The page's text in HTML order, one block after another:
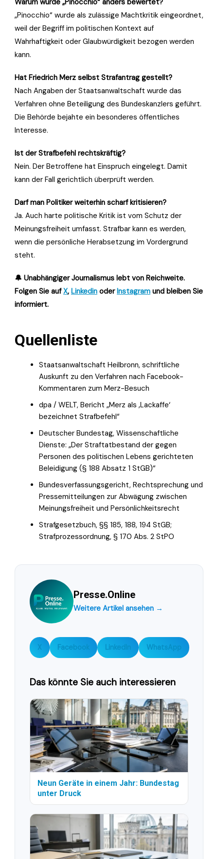
„Pinocchio“ wurde als zulässige Machtkritik eingeordnet,
weil der Begriff im politischen Kontext auf
Wahrhaftigkeit oder Glaubwürdigkeit bezogen werden
kann.
Hat Friedrich Merz selbst Strafantrag gestellt?
Nach Angaben der Staatsanwaltschaft wurde das
Verfahren ohne Beteiligung des Bundeskanzlers geführt.
Die Behörde bejahte ein besonderes öffentliches
Interesse.
Ist der Strafbefehl rechtskräftig?
Nein. Der Betroffene hat Einspruch eingelegt. Damit
kann der Fall gerichtlich überprüft werden.
Darf man Politiker weiterhin scharf kritisieren?
Ja. Auch harte politische Kritik ist vom Schutz der
Meinungsfreiheit umfasst. Strafbar kann es werden,
wenn die persönliche Herabsetzung im Vordergrund
steht.
🔔 Unabhängiger Journalismus lebt von Reichweite.
Folgen Sie aufX, Linkedin oderInstagram und bleiben Sie
informiert.
Quellenliste
Staatsanwaltschaft Heilbronn, schriftliche
Auskunft zu den Verfahren nach Facebook-
Kommentaren zum Merz-Besuch
dpa / WELT, Bericht „Merz als ‚Lackaffe‘
bezeichnet Strafbefehl“
Deutscher Bundestag, Wissenschaftliche
Dienste: „Der Straftatbestand der gegen
Personen des politischen Lebens gerichteten
Beleidigung (§ 188 Absatz 1 StGB)“
Bundesverfassungsgericht, Rechtsprechung und
Pressemitteilungen zur Abwägung zwischen
Meinungsfreiheit und Persönlichkeitsrecht
Strafgesetzbuch, §§ 185, 188, 194 StGB;
Strafprozessordnung, § 170 Abs. 2 StPO
Presse.Online
Weitere Artikel ansehen →
X Facebook LinkedIn WhatsApp
Das könnte Sie auch interessieren
Neun Geräte in einem Jahr: Bundestag
unter Druck